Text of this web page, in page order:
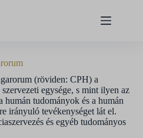
(röviden: CPH) a
egysége, s mint ilyen az
tudományok és a humán
irányuló tevékenységet lát el.
és egyéb tudományos